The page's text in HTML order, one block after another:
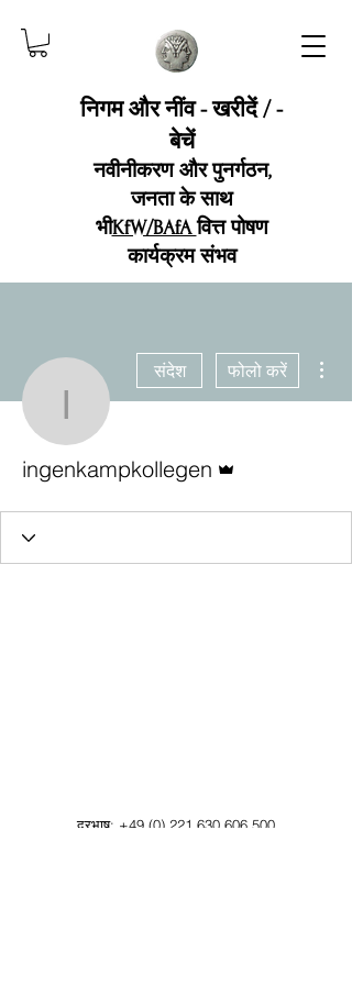
निगम और नींव - खरीदें / -
बेचें
नवीनीकरण और पुनर्गठन,
जनता के साथ
भीKfW/BAfAवित्त पोषण
कार्यक्रम संभव
संदेश फोलो करें
ingenkampkollegen
दूरभाष: +49 (0) 221 630 606 500